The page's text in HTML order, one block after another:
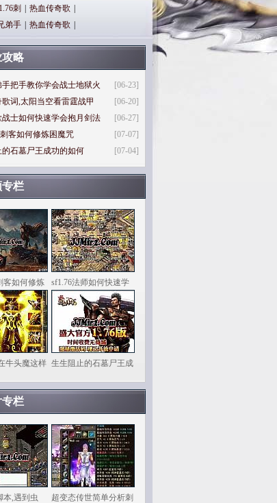
刺 热血传奇歌
弟手 热血传奇歌
略
[06-23]
把手教你学会战士地狱火
[06-20]
词,太阳当空看雷霆战甲
[06-27]
战士如何快速学会抱月剑法
[07-07]
客如何修炼困魔咒
[07-04]
的石墓尸王成功的如何
栏
客如何修炼 sf1.76法师如何快速学
牛头魔这样 生生阻止的石墓尸王成
专栏
本,遇到虫 超变态传世简单分析刺